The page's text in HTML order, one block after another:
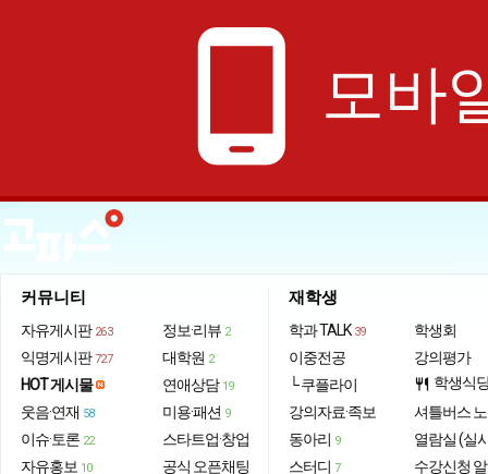
phone_android 모바
커뮤니티
자유게시판 263
익명게시판 727
HOT 게시물
웃음·연재 58
이슈·토론 22
자유홍보 10
정보·리뷰 2
대학원 2
연애상담 19
미용·패션 9
스타트업·창업
공식 오픈채팅
재학생
학과 TALK 39
이중전공
└ 쿠플라이
강의자료·족보
동아리 9
스터디 7
학생회
강의평가
restaurant 학생식
셔틀버스
열람실 (실
수강신청